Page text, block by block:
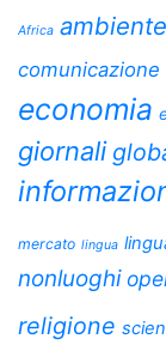
Africa ambiente
comunicazione
economia
giornali
mercato lingua
nonluoghi
religione